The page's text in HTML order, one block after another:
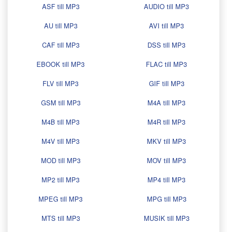
ASF till MP3
AUDIO till MP3
AU till MP3
AVI till MP3
CAF till MP3
DSS till MP3
EBOOK till MP3
FLAC till MP3
FLV till MP3
GIF till MP3
GSM till MP3
M4A till MP3
M4B till MP3
M4R till MP3
M4V till MP3
MKV till MP3
MOD till MP3
MOV till MP3
MP2 till MP3
MP4 till MP3
MPEG till MP3
MPG till MP3
MTS till MP3
MUSIK till MP3